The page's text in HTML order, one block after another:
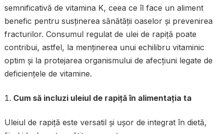
semnificativă de vitamina K, ceea ce îl face un aliment
benefic pentru susținerea sănătății oaselor și prevenirea
fracturilor. Consumul regulat de ulei de rapiță poate
contribui, astfel, la menținerea unui echilibru vitaminic
optim și la protejarea organismului de afecțiuni legate de
deficiențele de vitamine.
Cum să incluzi uleiul de rapiță în alimentația ta
Uleiul de rapiță este versatil și ușor de integrat în dietă,